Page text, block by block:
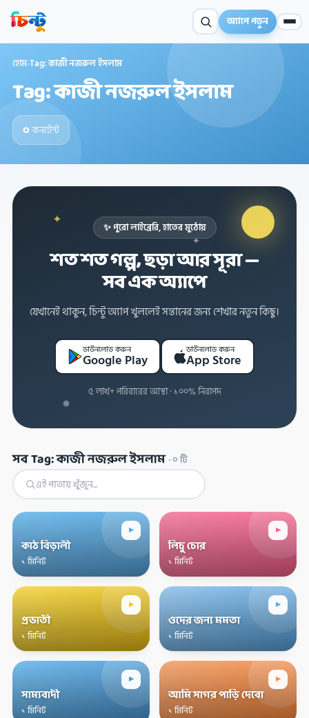
অ্যাপে পড়ুন
হোম›Tag: কাজী নজরুল ইসলাম
Tag: কাজী নজরুল ইসলাম
০ কনটেন্ট
✦
✦
✦
✨ পুরো লাইব্রেরি, হাতের মুঠোয়
শত শত গল্প, ছড়া আর সূরা —
সব এক অ্যাপে
যেখানেই থাকুন, চিন্টু অ্যাপ খুললেই সন্তানের জন্য শেখার নতুন কিছু।
ডাউনলোড করুন
Google Play
ডাউনলোড করুন
App Store
৫ লাখ+ পরিবারের আস্থা · ১০০% নিরাপদ
সব Tag: কাজী নজরুল ইসলাম·০টি
▸
কাঠ বিড়ালী
১ মিনিট
▸
লিচু চোর
১ মিনিট
▸
প্রভাতী
১ মিনিট
▸
ওদের জন্য মমতা
১ মিনিট
▸
সাম্যবাদী
১ মিনিট
▸
আমি সাগর পাড়ি দেবো
১ মিনিট